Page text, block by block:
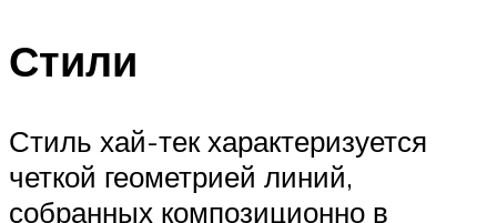
Стили
Стиль хай-тек характеризуется
четкой геометрией линий,
собранных композиционно в